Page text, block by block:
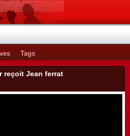
Tags
reçoit Jean ferrat